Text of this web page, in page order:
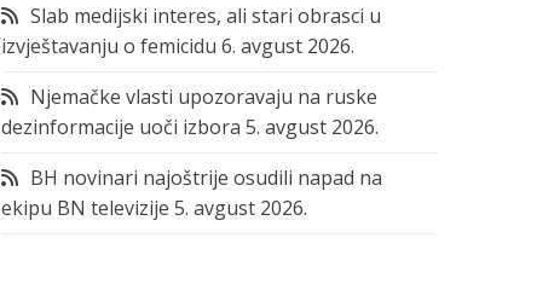
Slab medijski interes, ali stari obrasci u
izvještavanju o femicidu 6. avgust 2026.
Njemačke vlasti upozoravaju na ruske
dezinformacije uoči izbora 5. avgust 2026.
BH novinari najoštrije osudili napad na
ekipu BN televizije 5. avgust 2026.